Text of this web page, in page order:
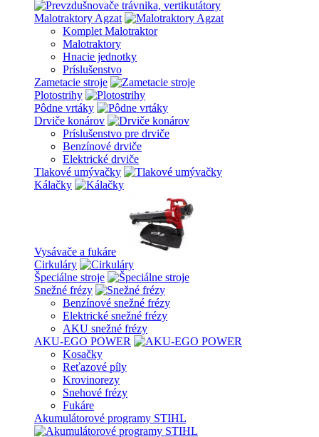
Malotraktory Agzat
Komplet Malotraktor
Malotraktory
Hnacie jednotky
Príslušenstvo
Zametacie stroje
Plotostrihy
Pôdne vrtáky
Drviče konárov
Príslušenstvo pre drviče
Benzínové drviče
Elektrické drviče
Tlakové umývačky
Kálačky
Vysávače a fukáre
Cirkuláry
Špeciálne stroje
Snežné frézy
Benzínové snežné frézy
Elektrické snežné frézy
AKU snežné frézy
AKU-EGO POWER
Kosačky
Reťazové píly
Krovinorezy
Snehové frézy
Fukáre
Akumulátorové programy STIHL